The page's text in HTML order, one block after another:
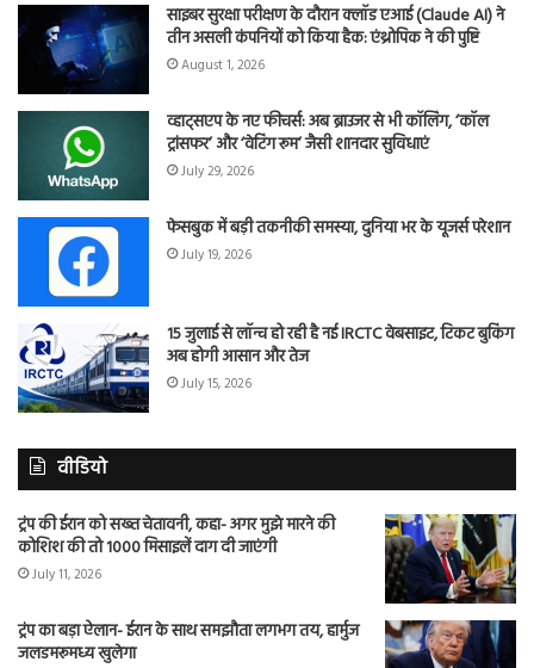
साइबर सुरक्षा परीक्षण के दौरान क्लॉड एआई (Claude AI) ने
तीन असली कंपनियों को किया हैक: एंथ्रोपिक ने की पुष्टि
August 1, 2026
व्हाट्सएप के नए फीचर्स: अब ब्राउजर से भी कॉलिंग, ‘कॉल
ट्रांसफर’ और ‘वेटिंग रूम’ जैसी शानदार सुविधाएं
July 29, 2026
फेसबुक में बड़ी तकनीकी समस्या, दुनिया भर के यूजर्स परेशान
July 19, 2026
15 जुलाई से लॉन्च हो रही है नई IRCTC वेबसाइट, टिकट बुकिंग
अब होगी आसान और तेज
July 15, 2026
वीडियो
ट्रंप की ईरान को सख्त चेतावनी, कहा- अगर मुझे मारने की
कोशिश की तो 1000 मिसाइलें दाग दी जाएंगी
July 11, 2026
ट्रंप का बड़ा ऐलान- ईरान के साथ समझौता लगभग तय, हार्मुज
जलडमरूमध्य खुलेगा